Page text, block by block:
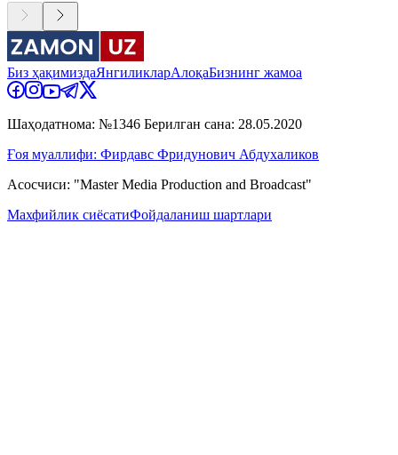
Биз ҳақимиздаЯнгиликларАлоқаБизнинг жамоа
Шаҳодатнома: №1346 Берилган сана: 28.05.2020
Ғоя муаллифи: Фирдавс Фридунович Абдухаликов
Асосчиси: "Master Media Production and Broadcast"
Махфийлик сиёсатиФойдаланиш шартлари